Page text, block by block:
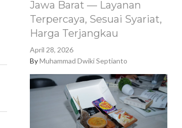
Jawa Barat — Layanan
Terpercaya, Sesuai Syariat,
Harga Terjangkau
April 28, 2026
ByMuhammad Dwiki Septianto